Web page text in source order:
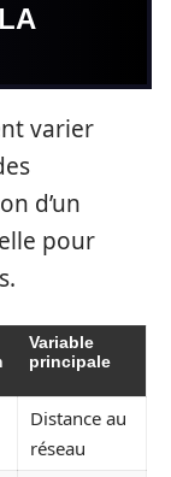
varier
d’un
pour
Variable
principale
Distance au
réseau